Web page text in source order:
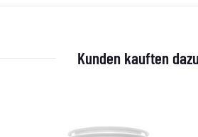
Kunden kauften